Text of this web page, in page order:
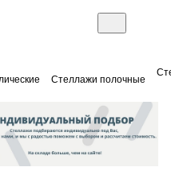
Стеллажи полочные